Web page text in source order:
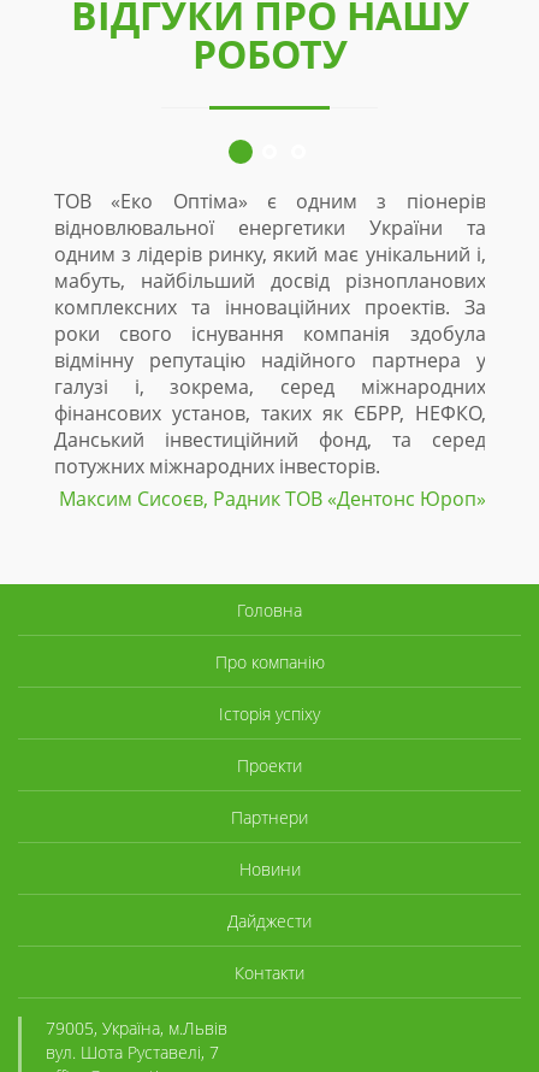
ВІДГУКИ ПРО НАШУ
РОБОТУ
ТОВ «Еко Оптіма» є одним з піонерів
відновлювальної енергетики України та
одним з лідерів ринку, який має унікальний і,
мабуть, найбільший досвід різнопланових
комплексних та інноваційних проектів. За
роки свого існування компанія здобула
відмінну репутацію надійного партнера у
галузі і, зокрема, серед міжнародних
фінансових установ, таких як ЄБРР, НЕФКО,
Данський інвестиційний фонд, та серед
потужних міжнародних інвесторів.
Максим Сисоєв, Радник ТОВ «Дентонc Юроп»
Головна
Про компанію
Історія успіху
Проекти
Партнери
Новини
Дайджести
Контакти
79005, Україна, м.Львів
вул. Шота Руставелі, 7